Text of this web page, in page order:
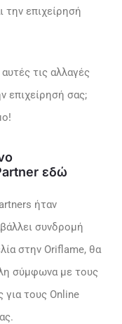
την επιχείρησή
τις αλλαγές
επιχείρησή σας;
εδώ
ήταν
συνδρομή
στην Oriflame, θα
σύμφωνα με τους
για τους Online